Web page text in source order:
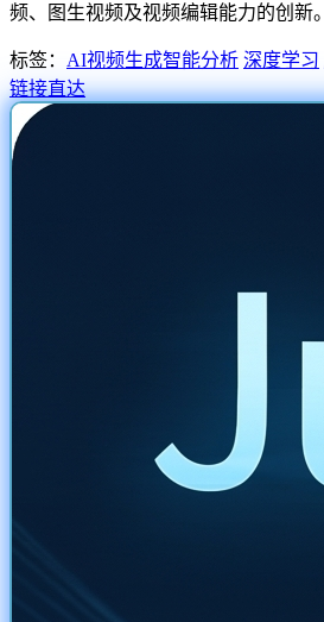
频、图生视频及视频编辑能力的创新。
标签： AI视频生成智能分析 深度学习
链接直达